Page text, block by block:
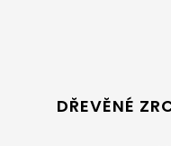
DŘEVĚNÉ